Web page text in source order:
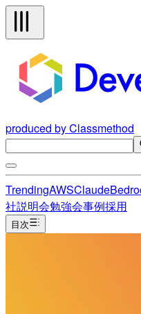
produced by Classmethod
TrendingAWSClaude
社説明会勉強会事例採用
目次